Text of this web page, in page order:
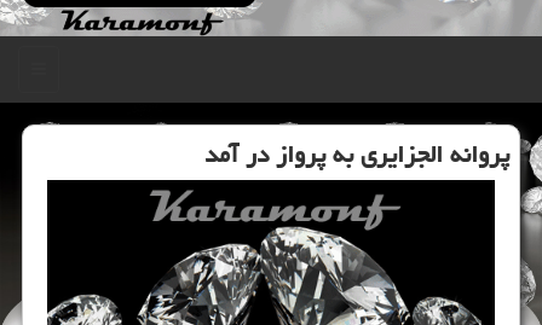
پروانه الجزایری به پرواز در آمد